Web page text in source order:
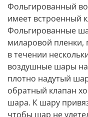
Фольгированный
имеет встроенный
Фольгированные
миларовой пленки,
в течении
воздушные шары
плотно надутый
обратный клапан
шара. К шару
чтобы шар не